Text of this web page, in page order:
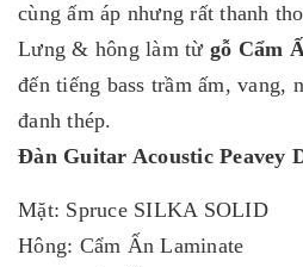
cùng ấm áp nhưng rất thanh
Lưng & hông làm từ gỗ Cẩm
đến tiếng bass trầm ấm, vang,
đanh thép.
Đàn Guitar Acoustic Peavey
Mặt: Spruce SILKA SOLID
Hông: Cẩm Ấn Laminate